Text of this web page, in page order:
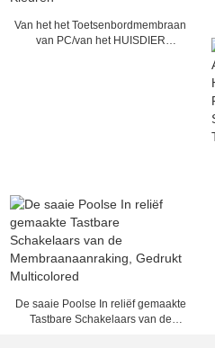
Van het het Toetsenbordmembraan
van PC/van het HUISDIER
De saaie Poolse In reliëf gemaakte
Tastbare Schakelaars van de